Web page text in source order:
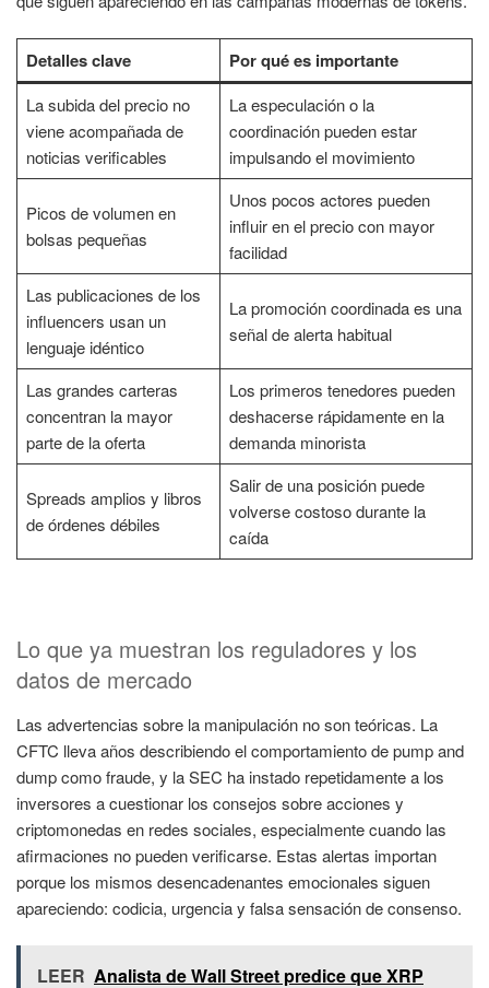
Detalles clave Por qué es importante
La subida del precio no
viene acompañada de
noticias verificables
La especulación o la
coordinación pueden estar
impulsando el movimiento
Picos de volumen en
bolsas pequeñas
Unos pocos actores pueden
influir en el precio con mayor
facilidad
Las publicaciones de los
influencers usan un
lenguaje idéntico
La promoción coordinada es una
señal de alerta habitual
Las grandes carteras
concentran la mayor
parte de la oferta
Los primeros tenedores pueden
deshacerse rápidamente en la
demanda minorista
Spreads amplios y libros
de órdenes débiles
Salir de una posición puede
volverse costoso durante la
caída
Lo que ya muestran los reguladores y los
datos de mercado
Las advertencias sobre la manipulación no son teóricas. La
CFTC lleva años describiendo el comportamiento de pump and
dump como fraude, y la SEC ha instado repetidamente a los
inversores a cuestionar los consejos sobre acciones y
criptomonedas en redes sociales, especialmente cuando las
afirmaciones no pueden verificarse. Estas alertas importan
porque los mismos desencadenantes emocionales siguen
apareciendo: codicia, urgencia y falsa sensación de consenso.
LEER Analista de Wall Street predice que XRP